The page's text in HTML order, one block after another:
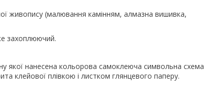
живопису (малювання камінням, алмазна вишивка,
захоплюючий.
якої нанесена кольорова самоклеюча символьна схема
клейової плівкою і листком глянцевого паперу.